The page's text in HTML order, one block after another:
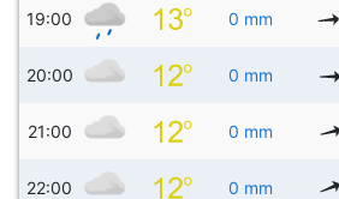
19:00 0 mm
20:00 0 mm
21:00 0 mm
22:00 0 mm